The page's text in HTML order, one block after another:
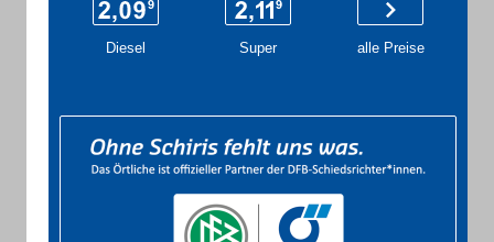
Diesel Super alle Preise